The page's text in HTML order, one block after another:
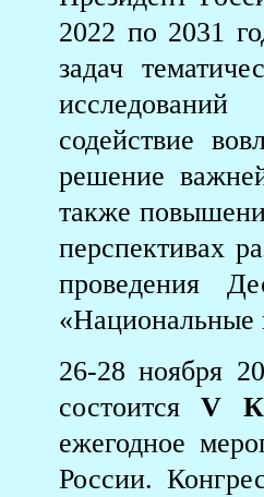
2022 по 2031
задач
содействие
решение
также
перспективах
проведения
«Национальные
26-28 ноября
состоитсяV
ежегодное
России.